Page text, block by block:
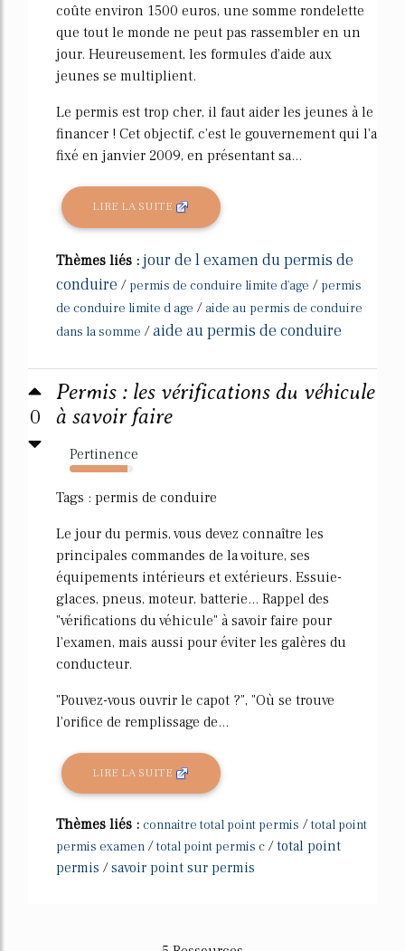
coûte environ 1500 euros, une somme rondelette
que tout le monde ne peut pas rassembler en un
jour. Heureusement, les formules d'aide aux
jeunes se multiplient.
Le permis est trop cher, il faut aider les jeunes à le
financer ! Cet objectif, c'est le gouvernement qui l'a
fixé en janvier 2009, en présentant sa...
LIRE LA SUITE
Thèmes liés : jour de l examen du permis de
conduire / permis de conduire limite d'age / permis
de conduire limite d age / aide au permis de conduire
dans la somme /aide au permis de conduire
0
Permis : les vérifications du véhicule
à savoir faire
Pertinence
92%
Tags : permis de conduire
Le jour du permis, vous devez connaître les
principales commandes de la voiture, ses
équipements intérieurs et extérieurs. Essuie-
glaces, pneus, moteur, batterie... Rappel des
"vérifications du véhicule" à savoir faire pour
l'examen, mais aussi pour éviter les galères du
conducteur.
"Pouvez-vous ouvrir le capot ?", "Où se trouve
l'orifice de remplissage de...
LIRE LA SUITE
Thèmes liés : connaitre total point permis /total point
permis examen /total point permis c /total point
permis /savoir point sur permis